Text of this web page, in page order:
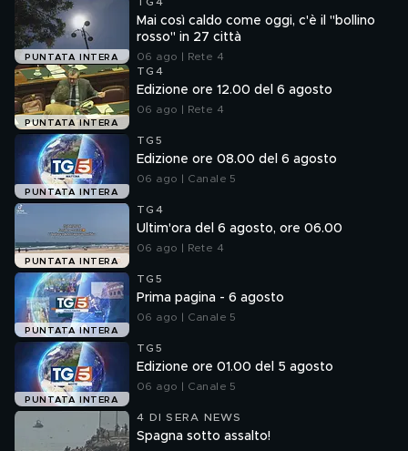
PUNTATA INTERA
Mai così caldo come oggi, c'è il "bollino
rosso" in 27 città
06 ago | Rete 4
PUNTATA INTERA
TG4
Edizione ore 12.00 del 6 agosto
06 ago | Rete 4
PUNTATA INTERA
TG5
Edizione ore 08.00 del 6 agosto
06 ago | Canale 5
PUNTATA INTERA
TG4
Ultim'ora del 6 agosto, ore 06.00
06 ago | Rete 4
PUNTATA INTERA
TG5
Prima pagina - 6 agosto
06 ago | Canale 5
PUNTATA INTERA
TG5
Edizione ore 01.00 del 5 agosto
06 ago | Canale 5
4 DI SERA NEWS
Spagna sotto assalto!